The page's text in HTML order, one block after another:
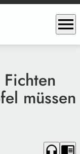
menu
müssen
headphones chrome_reader_mode